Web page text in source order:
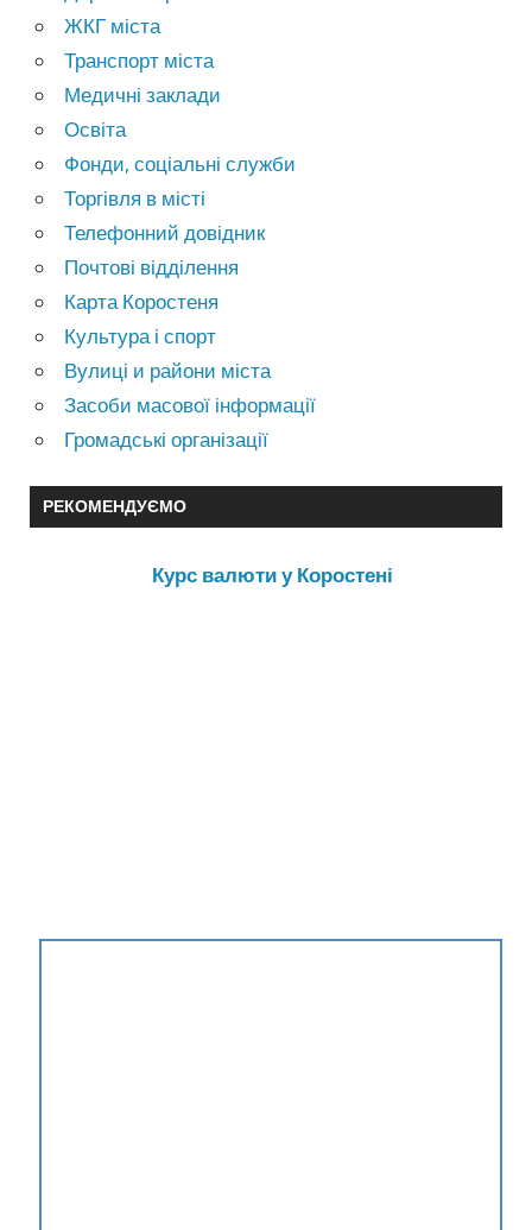
ЖКГ міста
Транспорт міста
Медичні заклади
Освіта
Фонди, соціальні служби
Торгівля в місті
Телефонний довідник
Почтові відділення
Карта Коростеня
Культура і спорт
Вулиці и райони міста
Засоби масової інформації
Громадські організації
РЕКОМЕНДУЄМО
Курс валюти у Коростені